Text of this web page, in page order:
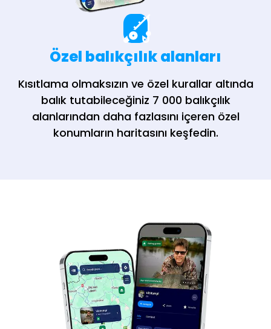
Özel balıkçılık alanları
Kısıtlama olmaksızın ve özel kurallar altında
balık tutabileceğiniz 7 000 balıkçılık
alanlarından daha fazlasını içeren özel
konumların haritasını keşfedin.